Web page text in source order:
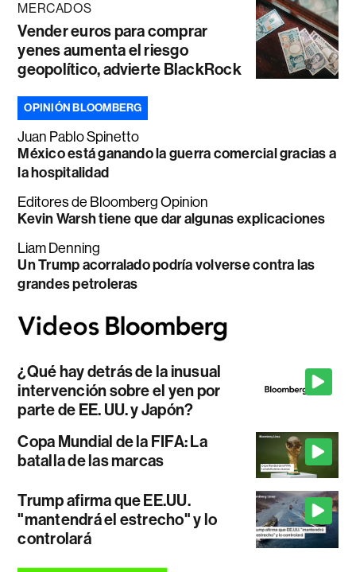
MERCADOS
Vender euros para comprar
yenes aumenta el riesgo
geopolítico, advierte BlackRock
OPINIÓN BLOOMBERG
Juan Pablo Spinetto
México está ganando la guerra comercial gracias a
la hospitalidad
Editores de Bloomberg Opinion
Kevin Warsh tiene que dar algunas explicaciones
Liam Denning
Un Trump acorralado podría volverse contra las
grandes petroleras
¿Qué hay detrás de la inusual
intervención sobre el yen por
parte de EE. UU. y Japón?
Copa Mundial de la FIFA: La
batalla de las marcas
Trump afirma que EE.UU.
"mantendrá el estrecho" y lo
controlará